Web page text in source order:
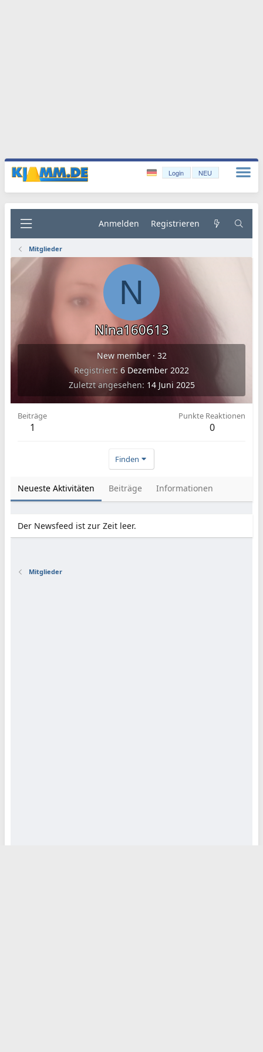
Login NEU
Anmelden Registrieren
Mitglieder
N
Nina160613
New member · 32
Registriert 6 Dezember 2022
Zuletzt angesehen 14 Juni 2025
Beiträge
1
Punkte Reaktionen
0
Finden
Neueste Aktivitäten Beiträge Informationen
Der Newsfeed ist zur Zeit leer.
Mitglieder